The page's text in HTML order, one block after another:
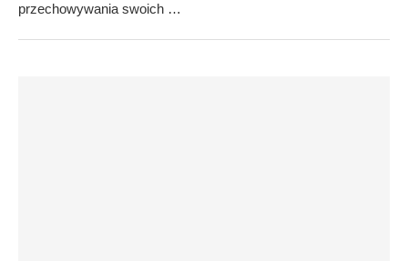
przechowywania swoich …